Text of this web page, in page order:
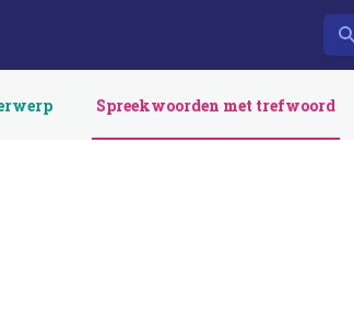
Spreekwoorden met trefwoord